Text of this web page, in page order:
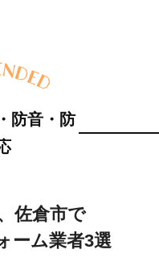
防音・防
佐倉市で
ーム業者3選